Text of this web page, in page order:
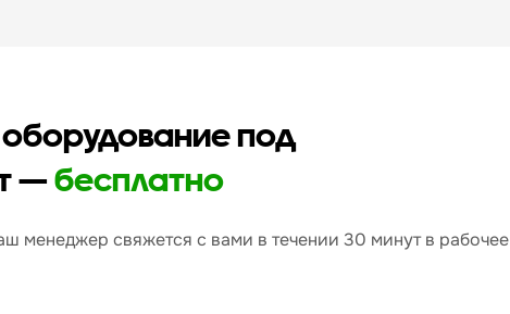
под
—бесплатно
менеджер свяжется с вами в течении 30 минут в рабочее